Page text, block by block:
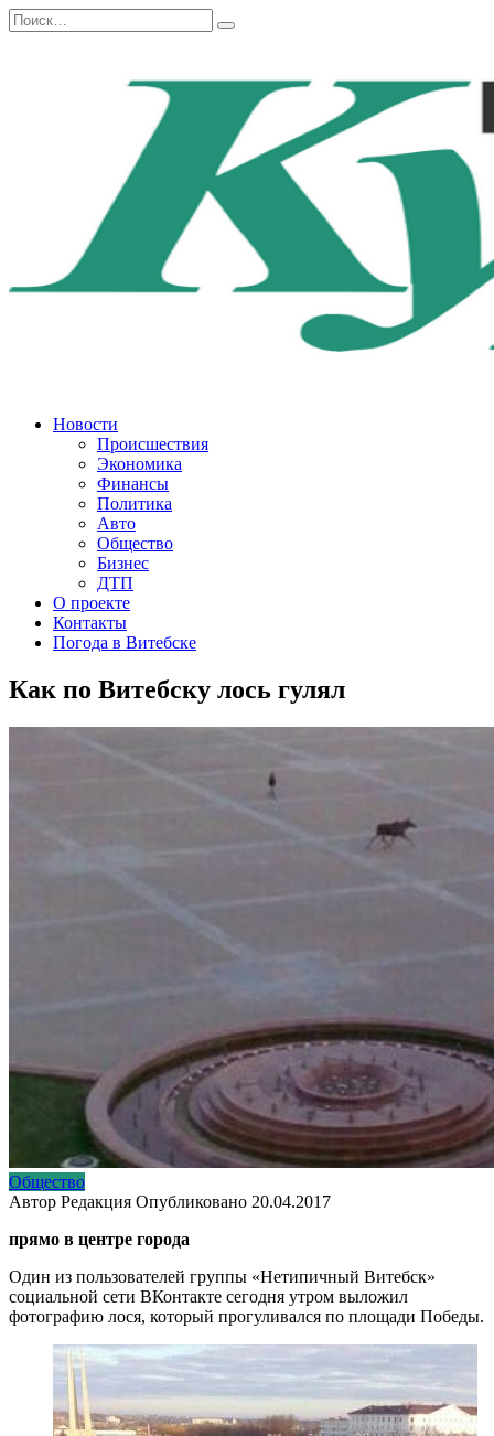
Перейти
к
Search
for:
Новости
Происшествия
Экономика
Финансы
Политика
Авто
Общество
Бизнес
ДТП
О проекте
Контакты
Погода в Витебске
Как по Витебску лось гулял
Общество
Автор Редакция Опубликовано 20.04.2017
прямо в центре города
Один из пользователей группы «Нетипичный Витебск»
социальной сети ВКонтакте сегодня утром выложил
фотографию лося, который прогуливался по площади Победы.